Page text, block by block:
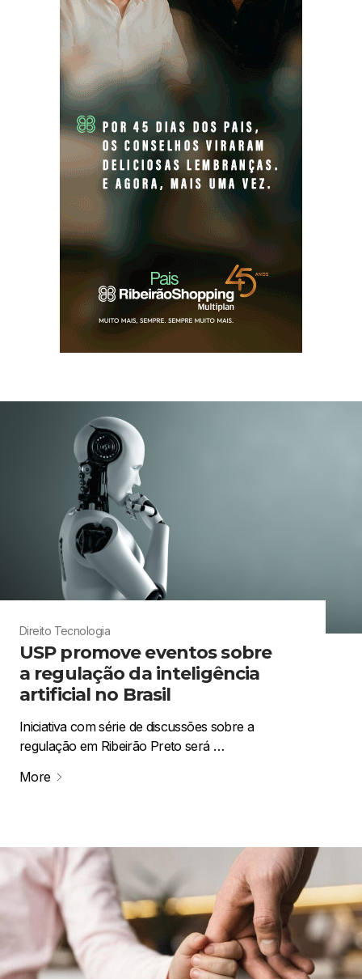
Direito Tecnologia
USP promove eventos sobre
a regulação da inteligência
artificial no Brasil
Iniciativa com série de discussões sobre a
regulação em Ribeirão Preto será …
More